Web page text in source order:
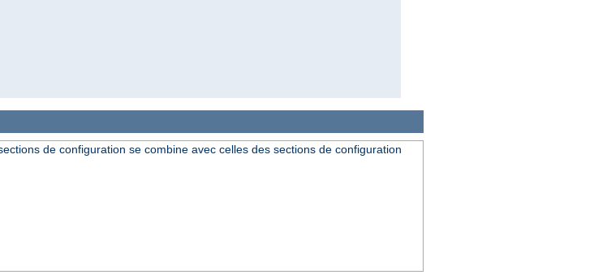
de configuration se combine avec celles des sections de configuration